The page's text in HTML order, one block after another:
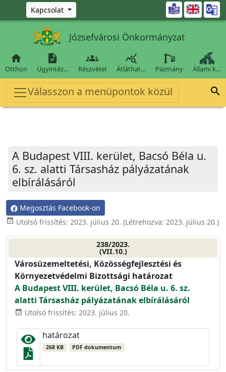
Ugrás a fő tartalomra
Kapcsolat 
Józsefvárosi Önkormányzat

Otthon

Ügyintéz…

Részvétel

Átláthat… Pázmány Állami k…
Válasszon a menüpontok közül 
A Budapest VIII. kerület, Bacsó Béla u.
6. sz. alatti Társasház pályázatának
elbírálásáról
Megosztás Facebook-on
event_available Utolsó frissítés: 2023. július 20. (Létrehozva: 2023. július 20.)
238/2023.
(VII.10.)
Városüzemeltetési, Közösségfejlesztési és
Környezetvédelmi Bizottsági határozat
A Budapest VIII. kerület, Bacsó Béla u. 6. sz.
alatti Társasház pályázatának elbírálásáról
event_available Utolsó frissítés: 2023. július 20.
határozat
268 KB PDF dokumentum